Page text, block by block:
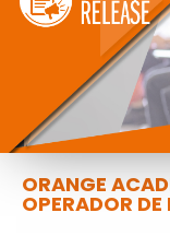
ORANGE
OPERADOR